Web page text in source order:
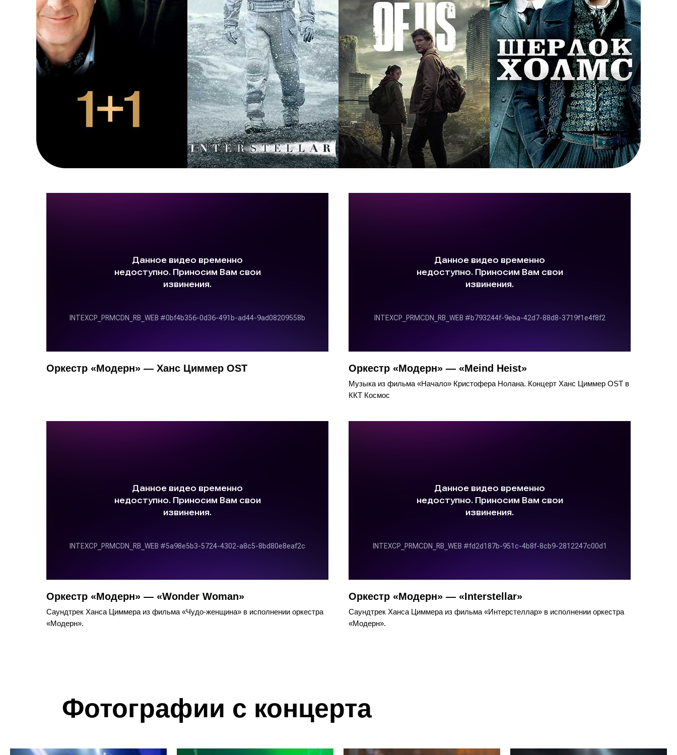
Оркестр «Модерн» — Ханс Циммер OST Оркестр «Модерн» — «Meind Heist»
Музыка из фильма «Начало» Кристофера Нолана. Концерт Ханс Циммер OST в
ККТ Космос
Оркестр «Модерн» — «Wonder Woman»
Саундтрек Ханса Циммера из фильма «Чудо-женщина» в исполнении оркестра
«Модерн».
Оркестр «Модерн» — «Interstellar»
Саундтрек Ханса Циммера из фильма «Интерстеллар» в исполнении оркестра
«Модерн».
Фотографии с концерта